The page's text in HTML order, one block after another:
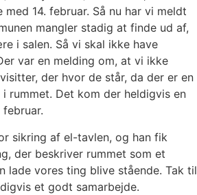
14. februar. Så nu har vi meldt
mangler stadig at finde ud af,
i salen. Så vi skal ikke have
var en melding om, at vi ikke
der hvor de står, da der er en
rummet. Det kom der heldigvis en
sikring af el-tavlen, og han fik
der beskriver rummet som et
lade vores ting blive stående. Tak til
et godt samarbejde.